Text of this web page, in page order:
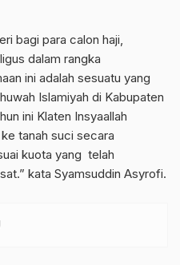
bagi para calon haji,
dalam rangka
ini adalah sesuatu yang
Islamiyah di Kabupaten
ini Klaten Insyaallah
tanah suci secara
kuota yang telah
kata Syamsuddin Asyrofi.